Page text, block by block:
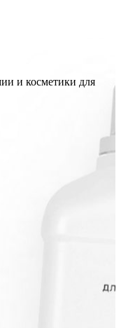
и косметики для